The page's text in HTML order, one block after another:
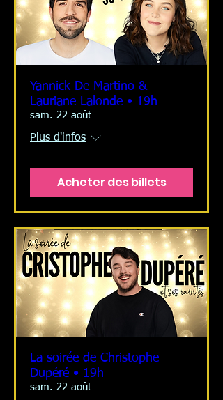
Yannick De Martino &
Lauriane Lalonde • 19h
sam. 22 août
Plus d'infos
Acheter des billets
La soirée de Christophe
Dupéré • 19h
sam. 22 août